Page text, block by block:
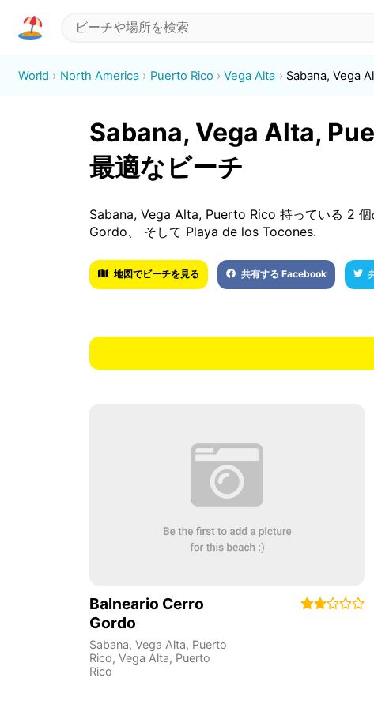
World North America Puerto Rico Vega Alta Sabana, Vega
Sabana, Vega Alta,
最適なビーチ
Sabana, Vega Alta, Puerto Rico 持っている 2
Gordo、 そして Playa de los Tocones.
地図でビーチを見る 共有する Facebook
Balneario Cerro
Gordo
Sabana, Vega Alta, Puerto
Rico, Vega Alta, Puerto
Rico